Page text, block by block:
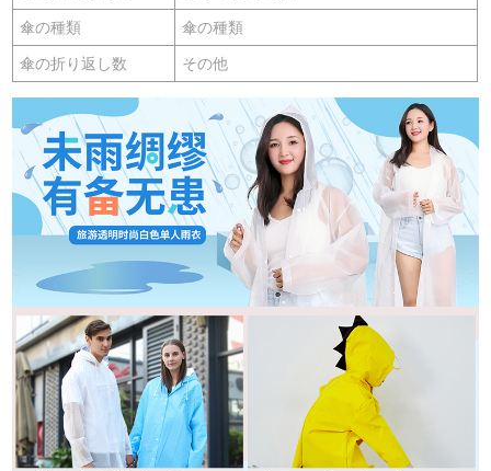
傘の種類 傘の種類
傘の折り返し数 その他